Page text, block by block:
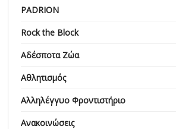
PADRION
Rock the Block
Αδέσποτα Ζώα
Αθλητισμός
Αλληλέγγυο Φροντιστήριο
Ανακοινώσεις